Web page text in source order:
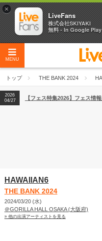
MENU
トップ THE BANK 2024
2026
04/27
2026
【ライブ動員ランキング】
2026
04/27
【フェス特集2026】フェス情
HAWAIIAN6
THE BANK 2024
2024/03/20 (水)
＠GORILLA HALL OSAKA (大阪府)
» 他の出演アーティストを見る
×
LiveFans
株式会社SKIYAKI
無料 - In Google Play